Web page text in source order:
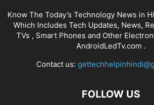
Know The Today’s Technology News in
Which Includes Tech Updates, News,
TVs , Smart Phones and Other
AndroidLedTv.com .
Contact us:
FOLLOW US